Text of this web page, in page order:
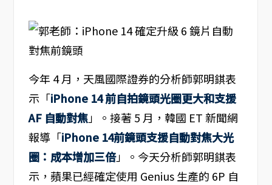
今年 4 月，天風國際證券的分析師郭明錤表
示「iPhone 14 前自拍鏡頭光圈更大和支援
AF 自動對焦」。接著 5 月，韓國 ET 新聞網
報導「iPhone 14前鏡頭支援自動對焦大光
圈：成本增加三倍」。今天分析師郭明錤表
示，蘋果已經確定使用 Genius 生產的 6P 自